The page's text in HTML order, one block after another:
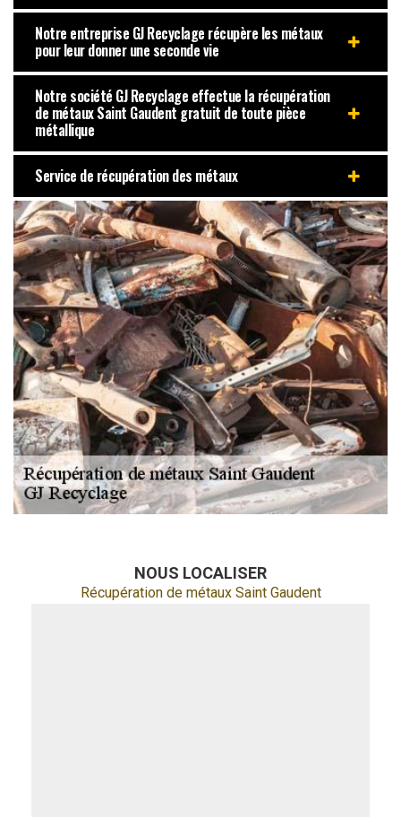
Notre entreprise GJ Recyclage récupère les métaux
pour leur donner une seconde vie
Notre société GJ Recyclage effectue la récupération
de métaux Saint Gaudent gratuit de toute pièce
métallique
Service de récupération des métaux
NOUS LOCALISER
Récupération de métaux Saint Gaudent